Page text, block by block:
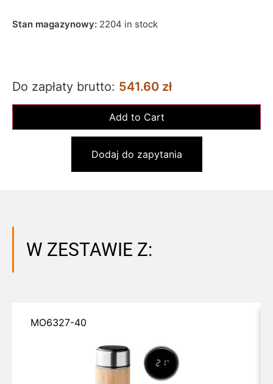
Stan magazynowy: 2204 in stock
Do zapłaty brutto: 541.60 zł
Dodaj do zapytania
W ZESTAWIE Z:
MO6327-40